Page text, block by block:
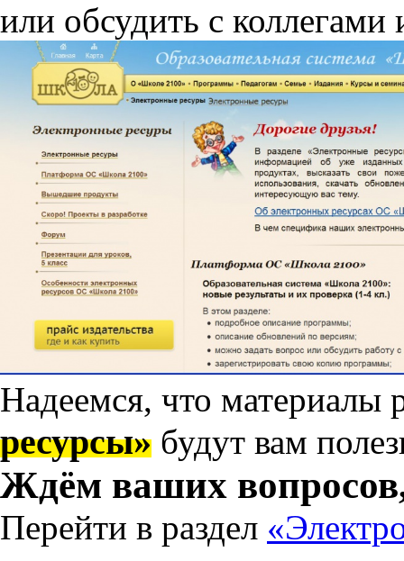
или обсудить с
Надеемся, что материалы
ресурсы» будут вам
Ждём ваших
Перейти в раздел